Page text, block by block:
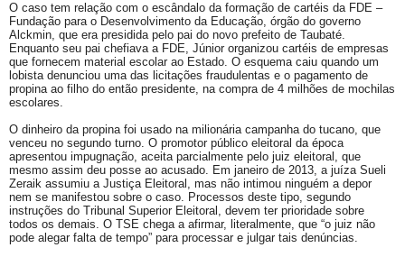
O caso tem relação com o escândalo da formação de cartéis da FDE –
Fundação para o Desenvolvimento da Educação, órgão do governo
Alckmin, que era presidida pelo pai do novo prefeito de Taubaté.
Enquanto seu pai chefiava a FDE, Júnior organizou cartéis de empresas
que fornecem material escolar ao Estado. O esquema caiu quando um
lobista denunciou uma das licitações fraudulentas e o pagamento de
propina ao filho do então presidente, na compra de 4 milhões de mochilas
escolares.
O dinheiro da propina foi usado na milionária campanha do tucano, que
venceu no segundo turno. O promotor público eleitoral da época
apresentou impugnação, aceita parcialmente pelo juiz eleitoral, que
mesmo assim deu posse ao acusado. Em janeiro de 2013, a juíza Sueli
Zeraik assumiu a Justiça Eleitoral, mas não intimou ninguém a depor
nem se manifestou sobre o caso. Processos deste tipo, segundo
instruções do Tribunal Superior Eleitoral, devem ter prioridade sobre
todos os demais. O TSE chega a afirmar, literalmente, que “o juiz não
pode alegar falta de tempo” para processar e julgar tais denúncias.